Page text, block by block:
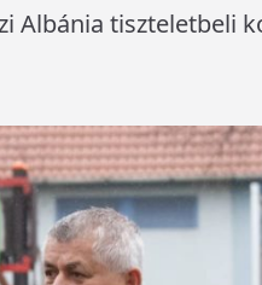
Albánia tiszteletbeli